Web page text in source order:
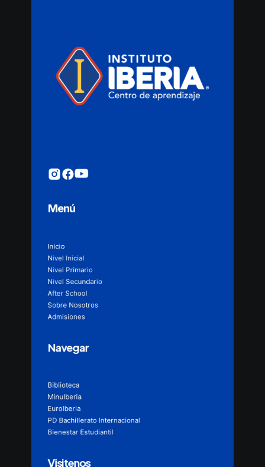
Menú
Inicio
Nivel Inicial
Nivel Primario
Nivel Secundario
After School
Sobre Nosotros
Admisiones
Navegar
Biblioteca
MinuIberia
EuroIberia
PD Bachillerato Internacional
Bienestar Estudiantil
Visitenos